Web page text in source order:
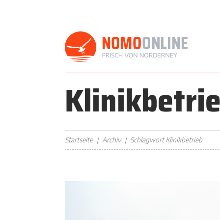
Startseite Archiv Schlagwort Klinikbetrieb